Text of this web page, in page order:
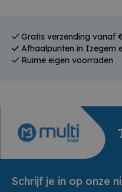
Gratis verzending vanaf
Afhaalpunten in Izegem
Ruime eigen voorraden
Schrijf je in op onze